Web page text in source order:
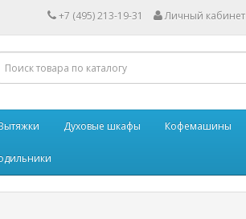
+7 (495) 213-19-31 Личный кабинет
Духовые шкафы Кофемашины